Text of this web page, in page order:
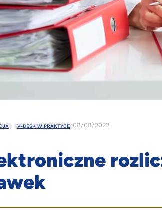
V-DESK W PRAKTYCE 08/08/2022